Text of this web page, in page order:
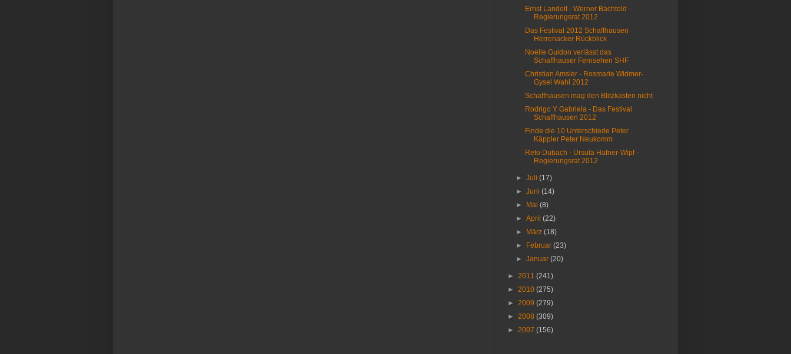
Ernst Landolt - Werner Bächtold -
Regierungsrat 2012
Das Festival 2012 Schaffhausen
Herrenacker Rückblick
Noëlle Guidon verlässt das
Schaffhauser Fernsehen SHF
Christian Amsler - Rosmarie Widmer-
Gysel Wahl 2012
Schaffhausen mag den Blitzkasten nicht
Rodrigo Y Gabriela - Das Festival
Schaffhausen 2012
Finde die 10 Unterschiede Peter
Käppler Peter Neukomm
Reto Dubach - Ursula Hafner-Wipf -
Regierungsrat 2012
►Juli(17)
►Juni(14)
►
Mai(8)
►April(22)
►
März(18)
►
Februar(23)
►Januar(20)
► 2011 (241)
► 2010 (275)
► 2009 (279)
► 2008 (309)
► 2007 (156)